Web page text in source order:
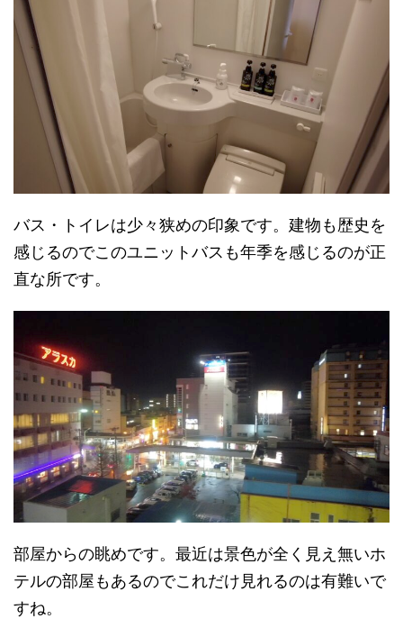
バス・トイレは少々狭めの印象です。建物も歴史を
感じるのでこのユニットバスも年季を感じるのが正
直な所です。
部屋からの眺めです。最近は景色が全く見え無いホ
テルの部屋もあるのでこれだけ見れるのは有難いで
すね。